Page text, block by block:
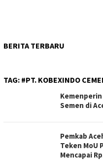
BERITA TERBARU
TAG: #PT. KOBEXINDO
Semen di
Pemkab
Teken MoU
Mencapai